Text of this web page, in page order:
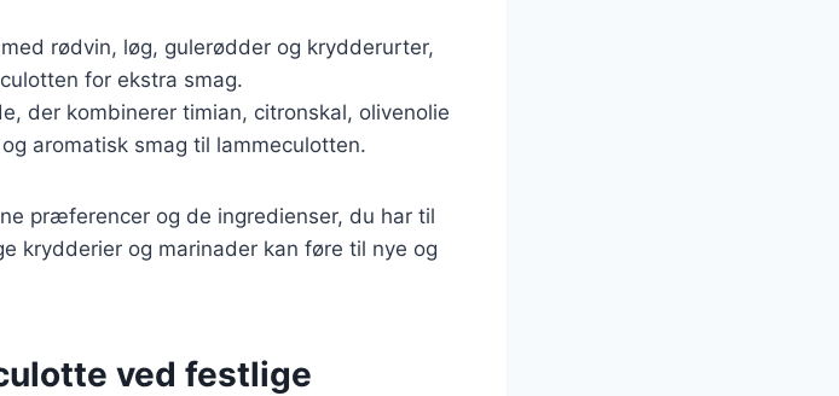
rødvin, løg, gulerødder og krydderurter,
for ekstra smag.
der kombinerer timian, citronskal, olivenolie
aromatisk smag til lammeculotten.
præferencer og de ingredienser, du har til
krydderier og marinader kan føre til nye og
ved festlige